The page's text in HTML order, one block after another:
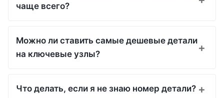
чаще всего?
Можно ли ставить самые дешевые детали
на ключевые узлы?
Что делать, если я не знаю номер детали?